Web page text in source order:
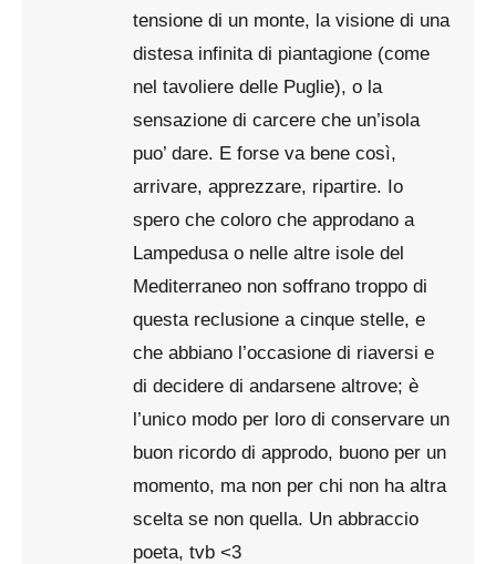
tensione di un monte, la visione di una
distesa infinita di piantagione (come
nel tavoliere delle Puglie), o la
sensazione di carcere che un’isola
puo’ dare. E forse va bene così,
arrivare, apprezzare, ripartire. Io
spero che coloro che approdano a
Lampedusa o nelle altre isole del
Mediterraneo non soffrano troppo di
questa reclusione a cinque stelle, e
che abbiano l’occasione di riaversi e
di decidere di andarsene altrove; è
l’unico modo per loro di conservare un
buon ricordo di approdo, buono per un
momento, ma non per chi non ha altra
scelta se non quella. Un abbraccio
poeta, tvb <3